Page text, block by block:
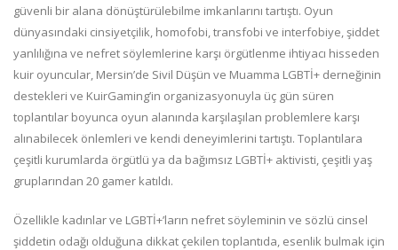
güvenli bir alana dönüştürülebilme imkanlarını tartıştı. Oyun
dünyasındaki cinsiyetçilik, homofobi, transfobi ve interfobiye, şiddet
yanlılığına ve nefret söylemlerine karşı örgütlenme ihtiyacı hisseden
kuir oyuncular, Mersin’de Sivil Düşün ve Muamma LGBTİ+ derneğinin
destekleri ve KuirGaming’in organizasyonuyla üç gün süren
toplantılar boyunca oyun alanında karşılaşılan problemlere karşı
alınabilecek önlemleri ve kendi deneyimlerini tartıştı. Toplantılara
çeşitli kurumlarda örgütlü ya da bağımsız LGBTİ+ aktivisti, çeşitli yaş
gruplarından 20 gamer katıldı.
Özellikle kadınlar ve LGBTİ+’ların nefret söyleminin ve sözlü cinsel
şiddetin odağı olduğuna dikkat çekilen toplantıda, esenlik bulmak için